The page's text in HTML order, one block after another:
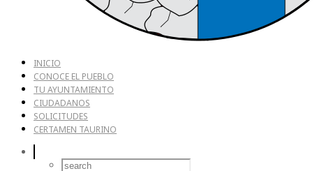
INICIO
CONOCE EL PUEBLO
TU AYUNTAMIENTO
CIUDADANOS
SOLICITUDES
CERTAMEN TAURINO